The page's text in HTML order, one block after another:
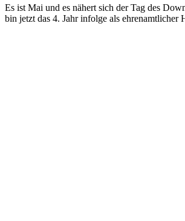
Es ist Mai und es nähert sich der Tag des
bin jetzt das 4. Jahr infolge als